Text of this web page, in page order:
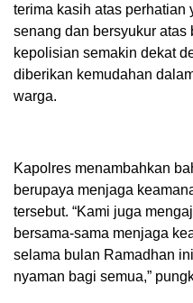
terima kasih atas perhatian
senang dan bersyukur atas
kepolisian semakin dekat
diberikan kemudahan
warga.
Kapolres menambahkan
berupaya menjaga
tersebut. “Kami juga
bersama-sama menjaga
selama bulan Ramadhan
nyaman bagi semua,”